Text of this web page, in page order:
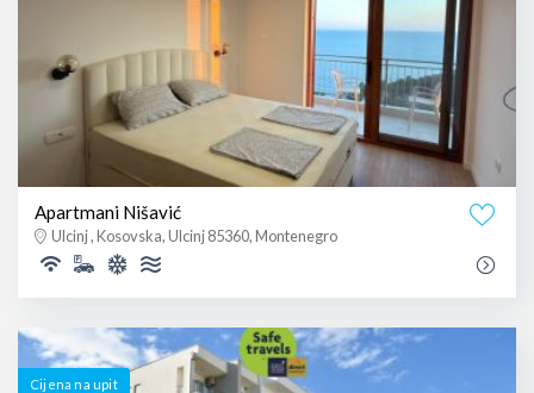
Apartmani Nišavić
Ulcinj , Kosovska, Ulcinj 85360, Montenegro
Cijena na upit